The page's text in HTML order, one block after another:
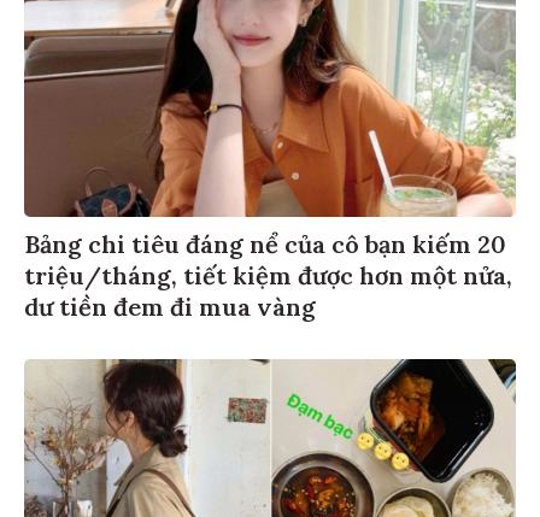
Bảng chi tiêu đáng nể của cô bạn kiếm 20
triệu/tháng, tiết kiệm được hơn một nửa,
dư tiền đem đi mua vàng